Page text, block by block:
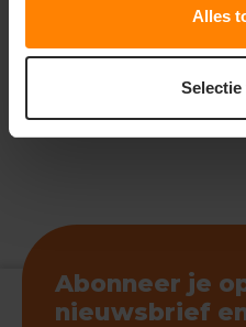
Alles
Selectie
Abonneer je
nieuwsbrief